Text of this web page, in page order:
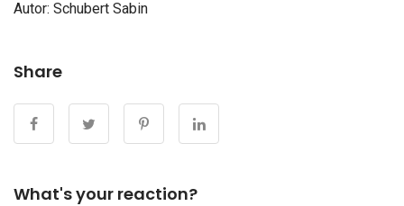
Autor: Schubert Sabin
Share
What's your reaction?